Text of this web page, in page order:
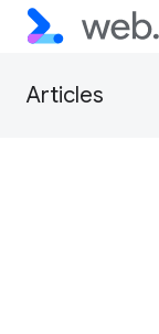
Articles